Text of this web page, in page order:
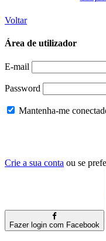
Voltar
Área de utilizador
E-mail
Password
Mantenha-me
Crie a sua conta ou se
Fazer login com Facebook